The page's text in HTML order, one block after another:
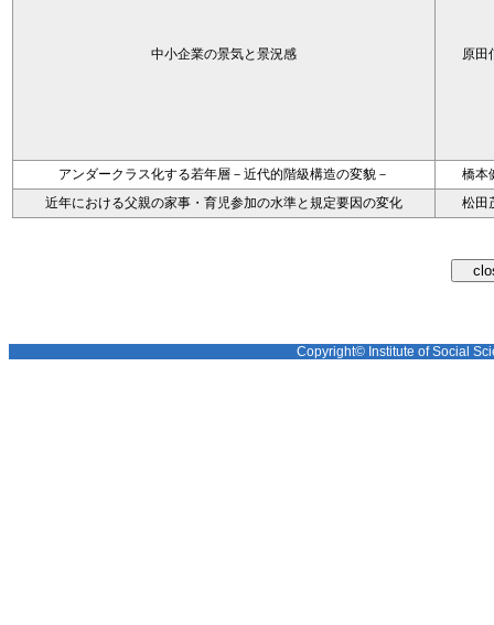
中小企業の景気と景況感 原田
アンダークラス化する若年層－近代的階級構造の変貌－
橋本
近年における父親の家事・育児参加の水準と規定要因の変化
松田
Copyright© Institute of Social